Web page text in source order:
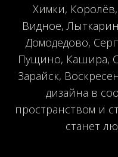
Химки,
Видное,
Домодедово,
Пущино, Кашира,
Зарайск,
дизайна в
пространством и
станет